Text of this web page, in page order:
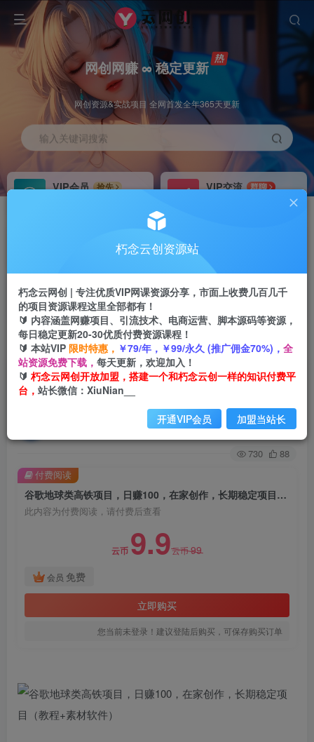
网创网赚 ∞ 稳定更新
网创资源&实战项目 全网首发全年365天更新
输入关键词搜索
VIP会员
抢先
VIP交流
群聊
研究探讨更多创业项目路子。
会员专属推广链接
四导航 导航
APP下载
GO
首页 创业课程 会员免费 正文
谷歌地球类高铁项目，日赚100，在家创作，长期
稳定项目（教程+素材软件）
关注 私信
730 88
谷歌地球类高铁项目，日赚100，在家创作，长期稳定项目（教程+素材软件）
此内容为付费阅读，请付费后查看
云币 9.9云币99
会员 免费
立即购买
您当前未登录！建议登陆后购买，可保存购买订单
付费阅读
朽念云创资源站
朽念云网创 | 专注优质VIP网课资源分享，市面上收费几百几千
的项目资源课程这里全部都有！
🔰 内容涵盖网赚项目、引流技术、电商运营、脚本源码等资源，
每日稳定更新20-30优质付费资源课程！
🔰 本站VIP 限时特惠， ￥79/年，￥99/永久 (推广佣金70%)， 全
站资源免费下载， 每天更新，欢迎加入！
🔰 朽念云网创开放加盟，搭建一个和朽念云创一样的知识付费平
台， 站长微信：XiuNian__
开通VIP会员 加盟当站长